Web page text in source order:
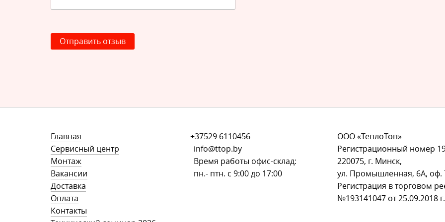
Отправить отзыв
Главная
Сервисный центр
Монтаж
Вакансии
Доставка
Оплата
Контакты
+37529 6110456
info@ttop.by
Время работы офис-склад:
пн.- птн. с 9:00 до 17:00
ООО «ТеплоТоп»
Регистрационный номер
220075, г. Минск,
ул. Промышленная, 6А, оф.
Регистрация в торговом
№193141047 от 25.09.2018 г.